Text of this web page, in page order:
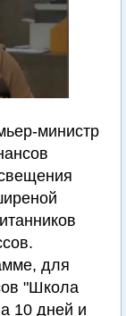
министр
для
"Школа
10 дней и